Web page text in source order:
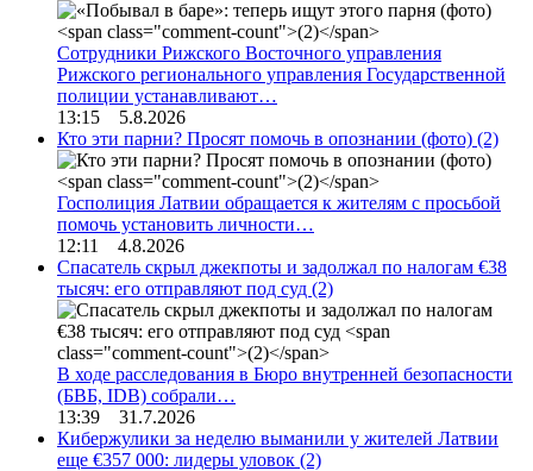
Сотрудники Рижского Восточного управления
Рижского регионального управления Государственной
полиции устанавливают…
13:15 5.8.2026
Кто эти парни? Просят помочь в опознании (фото) (2)
Госполиция Латвии обращается к жителям с просьбой
помочь установить личности…
12:11 4.8.2026
Спасатель скрыл джекпоты и задолжал по налогам €38
тысяч: его отправляют под суд (2)
В ходе расследования в Бюро внутренней безопасности
(БВБ, IDB) собрали…
13:39 31.7.2026
Кибержулики за неделю выманили у жителей Латвии
еще €357 000: лидеры уловок (2)